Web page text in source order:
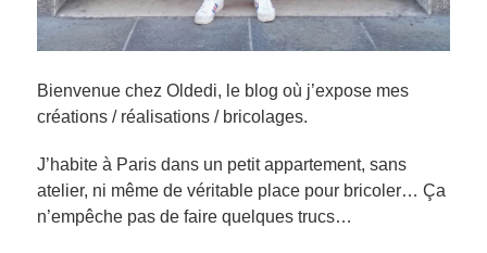
Bienvenue chez Oldedi, le blog où j’expose mes
créations / réalisations / bricolages.
J’habite à Paris dans un petit appartement, sans
atelier, ni même de véritable place pour bricoler… Ça
n’empêche pas de faire quelques trucs…